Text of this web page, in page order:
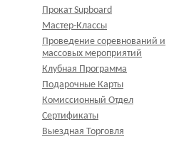
Прокат Supboard
Мастер-Классы
Проведение соревнований и
массовых мероприятий
Клубная Программа
Подарочные Карты
Комиссионный Отдел
Сертификаты
Выездная Торговля